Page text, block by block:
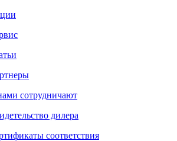
сотрудничают
дилера
соответствия